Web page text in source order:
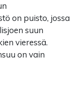
on puisto, jossa
suun
vieressä.
on vain